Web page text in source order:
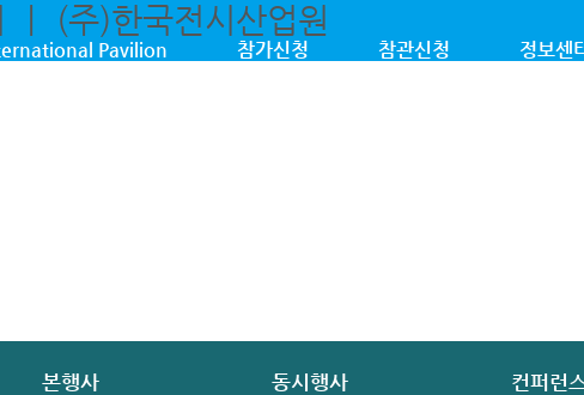
Pavilion 참가신청 참관신청 정보센
본행사 동시행사 컨퍼런